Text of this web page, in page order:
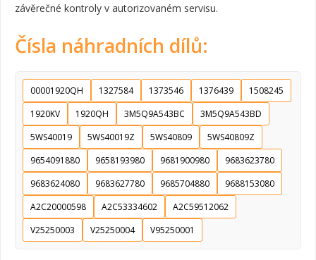
závěrečné kontroly v autorizovaném servisu.
Čísla náhradních dílů:
00001920QH 1327584 1373546 1376439
1508245
1920KV
1920QH 3M5Q9A543BC
3M5Q9A543BD
5WS40019
5WS40019Z 5WS40809
5WS40809Z
9654091880
9658193980 9681900980
9683623780
9683624080
9683627780 9685704880
9688153080
A2C20000598
A2C53334602
A2C59512062
V25250003
V25250004 V95250001